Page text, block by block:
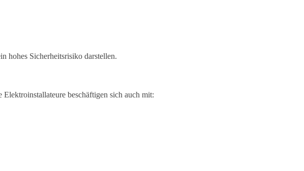
hohes Sicherheitsrisiko darstellen.
beschäftigen sich auch mit: